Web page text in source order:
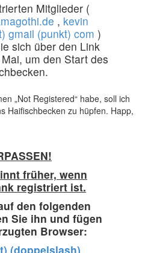
Mitglieder (
, kevin
gmail (punkt) com )
sich über den Link
um den Start des
„Not Registered“ habe, soll ich
Haifischbecken zu hüpfen. Happ,
früher, wenn
registriert ist.
den folgenden
Sie ihn und fügen
Browser:
(doppelslash)